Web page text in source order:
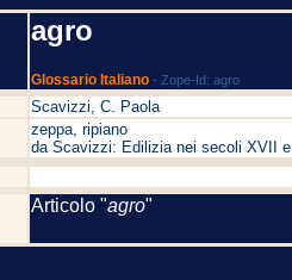
agro
Glossario Italiano - Zope-Id: agro
Scavizzi, C. Paola
zeppa, ripiano
da Scavizzi: Edilizia nei secoli XVII
Articolo "agro"